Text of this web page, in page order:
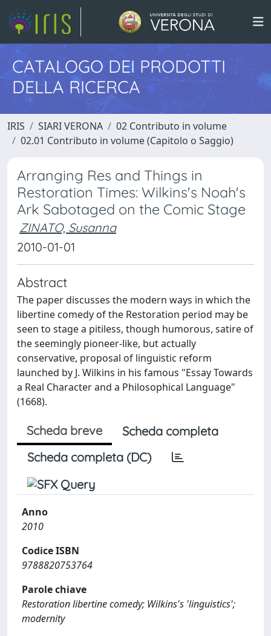
CATALOGO DEI PRODOTTI
DELLA RICERCA
IRIS SIARI VERONA
02 Contributo in volume
02.01 Contributo in volume (Capitolo o Saggio)
Arranging Res and Things in
Restoration Times: Wilkins's Noah's
Ark Sabotaged on the Comic Stage
ZINATO, Susanna
2010-01-01
Abstract
The paper discusses the modern ways in which the
libertine comedy of the Restoration period may be
seen to stage a pitiless, though humorous, satire of
the seemingly pioneer-like, but actually
conservative, proposal of linguistic reform
launched by J. Wilkins in his famous "Essay Towards
a Real Character and a Philosophical Language"
(1668).
Scheda breve
Scheda completa
Scheda completa (DC)
Anno
2010
Codice ISBN
9788820753764
Parole chiave
Restoration libertine comedy; Wilkins's 'linguistics';
modernity